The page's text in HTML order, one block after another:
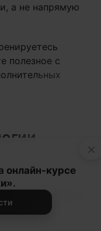
а не напрямую
полезное с
игры могут
в
долговременной
×
онлайн-курсе
.